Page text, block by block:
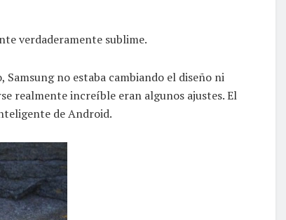
verdaderamente sublime.
no estaba cambiando el diseño ni
realmente increíble eran algunos ajustes. El
de Android.